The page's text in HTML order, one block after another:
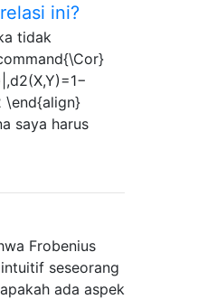
ini?
tidak
\end{align}
saya harus
Frobenius
seseorang
ada aspek